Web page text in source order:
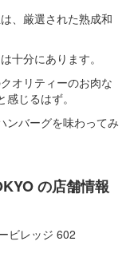
、厳選された熟成和
十分にあります。
オリティーのお肉な
じるはず。
ンバーグを味わってみ
の店舗情報
ビレッジ 602